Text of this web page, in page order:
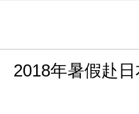
2018年暑假赴